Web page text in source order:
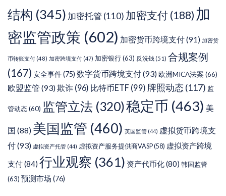
结构 (345) 加密托管 (110) 加密支付 (188) 加
密监管政策 (602) 加密货币跨境支付(91) 加密货
币转账支付 (48) 加密跨境支付 (47) 加密银行(63) 反洗钱(51) 合规案例
(167) 安全事件(75) 数字货币跨境支付(93)欧洲MICA法案 (66)
欧盟监管 (93)欺诈 (96) 比特币ETF (99) 牌照动态 (117) 监
管动态(60) 监管立法 (320)稳定币 (463) 美
国 (88) 美国监管 (460) 英国监管 (44) 虚拟货币跨境支
付(93) 虚拟资产托管 (44) 虚拟资产服务提供商VASP(58) 虚拟资产跨境
支付(84) 行业观察 (361) 资产代币化(80) 韩国监管
(63) 预测市场 (76)